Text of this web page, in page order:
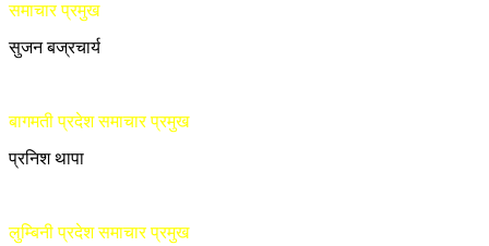
समाचार प्रमुख
सुजन बज्रचार्य
बागमती प्रदेश समाचार प्रमुख
प्रनिश थापा
लुम्बिनी प्रदेश समाचार प्रमुख